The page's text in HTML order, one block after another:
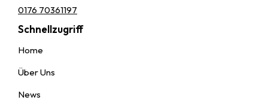
0176 70361197
Schnellzugriff
Home
Über Uns
News